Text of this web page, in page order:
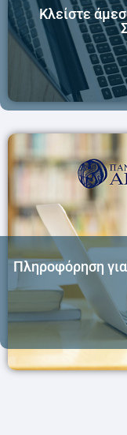
Κλείστε
Πληροφόρηση